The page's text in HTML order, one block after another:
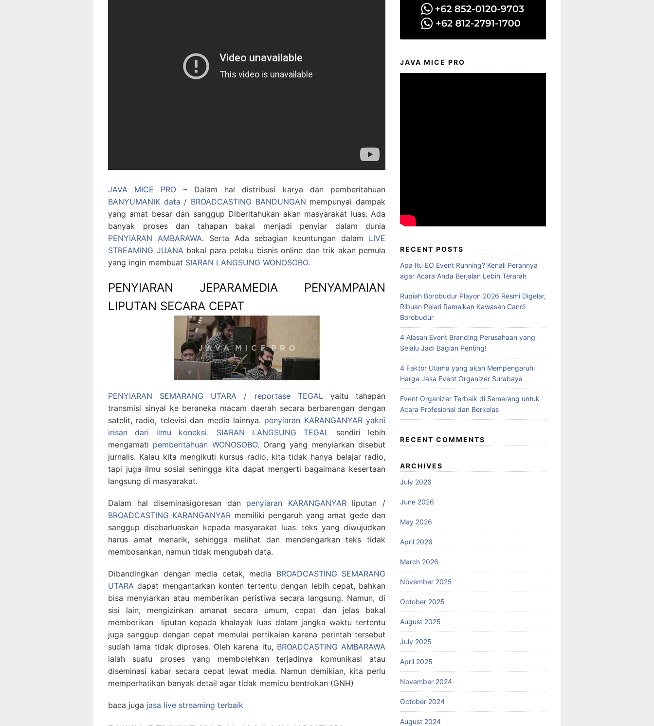
JAVA MICE PRO – Dalam hal distribusi karya dan pemberitahuan
BANYUMANIK data / BROADCASTING BANDUNGAN mempunyai dampak
yang amat besar dan sanggup Diberitahukan akan masyarakat luas. Ada
banyak proses dan tahapan bakal menjadi penyiar dalam dunia
PENYIARAN AMBARAWA. Serta Ada sebagian keuntungan dalam LIVE
STREAMING JUANAbakal para pelaku bisnis online dan trik akan pemula
yang ingin membuat SIARAN LANGSUNG WONOSOBO.
PENYIARAN JEPARAMEDIA PENYAMPAIAN
LIPUTAN SECARA CEPAT
PENYIARAN SEMARANG UTARA / reportase TEGALyaitu tahapan
transmisi sinyal ke beraneka macam daerah secara berbarengan dengan
satelit, radio, televisi dan media lainnya. penyiaran KARANGANYAR yakni
irisan dari ilmu koneksi. SIARAN LANGSUNG TEGALsendiri lebih
mengamati pemberitahuan WONOSOBO. Orang yang menyiarkan disebut
jurnalis. Kalau kita mengikuti kursus radio, kita tidak hanya belajar radio,
tapi juga ilmu sosial sehingga kita dapat mengerti bagaimana kesertaan
langsung di masyarakat.
Dalam hal diseminasigoresan dan penyiaran KARANGANYARliputan /
BROADCASTING KARANGANYAR memiliki pengaruh yang amat gede dan
sanggup disebarluaskan kepada masyarakat luas. teks yang diwujudkan
harus amat menarik, sehingga melihat dan mendengarkan teks tidak
membosankan, namun tidak mengubah data.
Dibandingkan dengan media cetak, media BROADCASTING SEMARANG
UTARA dapat mengantarkan konten tertentu dengan lebih cepat, bahkan
bisa menyiarkan atau memberikan peristiwa secara langsung. Namun, di
sisi lain, mengizinkan amanat secara umum, cepat dan jelas bakal
memberikan liputan kepada khalayak luas dalam jangka waktu tertentu
juga sanggup dengan cepat memulai pertikaian karena perintah tersebut
sudah lama tidak diproses. Oleh karena itu, BROADCASTING AMBARAWA
ialah suatu proses yang membolehkan terjadinya komunikasi atau
diseminasi kabar secara cepat lewat media. Namun demikian, kita perlu
memperhatikan banyak detail agar tidak memicu bentrokan (GNH)
baca juga jasa live streaming terbaik
JAVA MICE PRO
RECENT POSTS
Apa Itu EO Event Running? Kenali Perannya
agar Acara Anda Berjalan Lebih Terarah
Rupiah Borobudur Playon 2026 Resmi Digelar,
Ribuan Pelari Ramaikan Kawasan Candi
Borobudur
4 Alasan Event Branding Perusahaan yang
Selalu Jadi Bagian Penting!
4 Faktor Utama yang akan Mempengaruhi
Harga Jasa Event Organizer Surabaya
Event Organizer Terbaik di Semarang untuk
Acara Profesional dan Berkelas
RECENT COMMENTS
ARCHIVES
July 2026
June 2026
May 2026
April 2026
March 2026
November 2025
October 2025
August 2025
July 2025
April 2025
November 2024
October 2024
August 2024